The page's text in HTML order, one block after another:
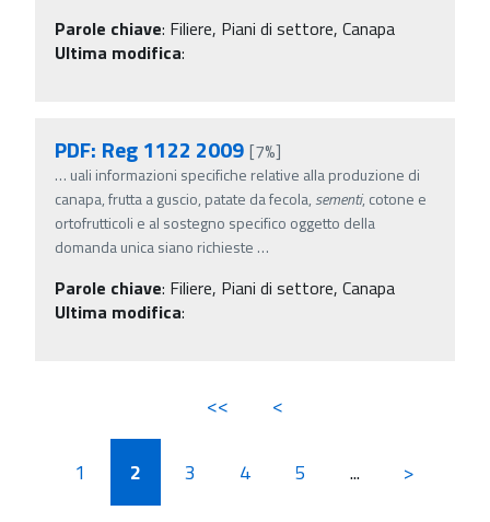
Parole chiave: Filiere, Piani di settore, Canapa
Ultima modifica:
PDF: Reg 1122 2009 [7%]
… uali informazioni specifiche relative alla produzione di
canapa, frutta a guscio, patate da fecola, sementi, cotone e
ortofrutticoli e al sostegno specifico oggetto della
domanda unica siano richieste …
Parole chiave: Filiere, Piani di settore, Canapa
Ultima modifica:
<< <
1 2 3 4 5 ... >